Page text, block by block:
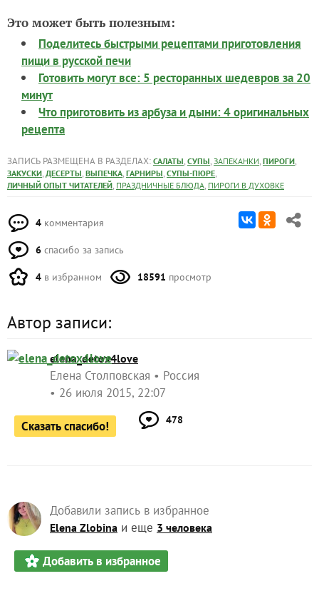
Это может быть полезным:
Поделитесь быстрыми рецептами приготовления
пищи в русской печи
Готовить могут все: 5 ресторанных шедевров за 20
минут
Что приготовить из арбуза и дыни: 4 оригинальных
рецепта
ЗАПИСЬ РАЗМЕЩЕНА В РАЗДЕЛАХ: САЛАТЫ, СУПЫ, ЗАПЕКАНКИ, ПИРОГИ,
ЗАКУСКИ, ДЕСЕРТЫ, ВЫПЕЧКА, ГАРНИРЫ, СУПЫ-ПЮРЕ,
ЛИЧНЫЙ ОПЫТ ЧИТАТЕЛЕЙ, ПРАЗДНИЧНЫЕ БЛЮДА, ПИРОГИ В ДУХОВКЕ
4 комментария
6 спасибо за запись
4 в избранном 18591 просмотр
Автор записи:
elena_detox4love
Елена Столповская
Россия
26 июля 2015, 22:07
Сказать спасибо! 478
Добавили запись в избранное
Elena Zlobina и еще 3 человека
Добавить в избранное